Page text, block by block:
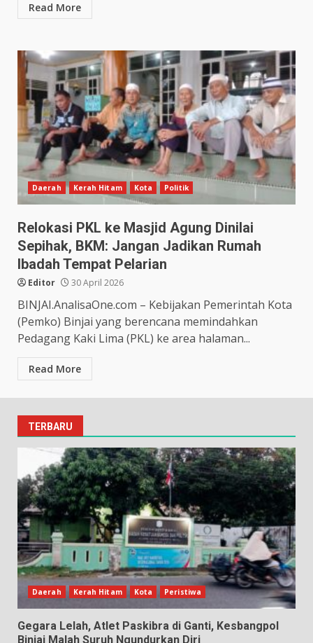
Read More
Daerah Kerah Hitam Kota Politik
Relokasi PKL ke Masjid Agung Dinilai
Sepihak, BKM: Jangan Jadikan Rumah
Ibadah Tempat Pelarian
Editor 30 April 2026
BINJAI.AnalisaOne.com – Kebijakan Pemerintah Kota
(Pemko) Binjai yang berencana memindahkan
Pedagang Kaki Lima (PKL) ke area halaman...
Read More
TERBARU
Daerah Kerah Hitam Kota Peristiwa
Gegara Lelah, Atlet Paskibra di Ganti, Kesbangpol
Binjai Malah Suruh Ngundurkan Diri